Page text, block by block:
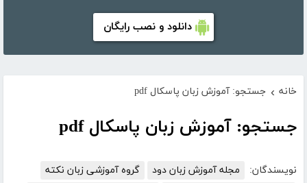
دانلود و نصب رایگان
خانه › جستجو: آموزش زبان پاسکال pdf
جستجو: آموزش زبان پاسکال pdf
نویسندگان: مجله آموزش زبان دود
گروه آموزشی زبان نکته